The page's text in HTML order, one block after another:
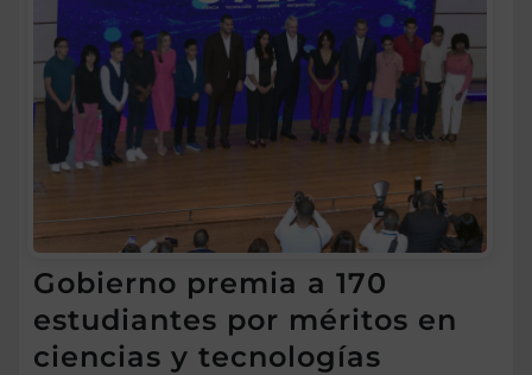
Gobierno premia a 170
estudiantes por méritos en
ciencias y tecnologías